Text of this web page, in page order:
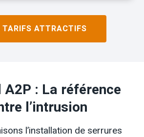
TARIFS ATTRACTIFS
A2P : La référence
l’intrusion
l’installation de serrures